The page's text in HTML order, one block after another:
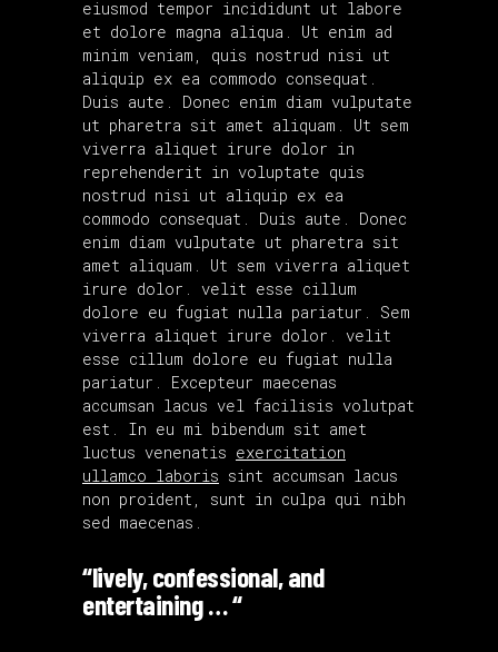
eiusmod tempor incididunt ut labore
et dolore magna aliqua. Ut enim ad
minim veniam, quis nostrud nisi ut
aliquip ex ea commodo consequat.
Duis aute. Donec enim diam vulputate
ut pharetra sit amet aliquam. Ut sem
viverra aliquet irure dolor in
reprehenderit in voluptate quis
nostrud nisi ut aliquip ex ea
commodo consequat. Duis aute. Donec
enim diam vulputate ut pharetra sit
amet aliquam. Ut sem viverra aliquet
irure dolor. velit esse cillum
dolore eu fugiat nulla pariatur. Sem
viverra aliquet irure dolor. velit
esse cillum dolore eu fugiat nulla
pariatur. Excepteur maecenas
accumsan lacus vel facilisis volutpat
est. In eu mi bibendum sit amet
luctus venenatis exercitation
ullamco laboris sint accumsan lacus
non proident, sunt in culpa qui nibh
sed maecenas.
“lively, confessional, and
entertaining … “